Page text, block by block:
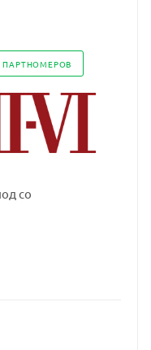
ПАРТНОМЕРОВ
со